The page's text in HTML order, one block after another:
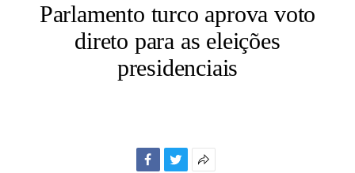
Parlamento turco aprova voto
direto para as eleições
presidenciais